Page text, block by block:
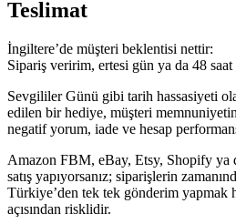
Teslimat
İngiltere’de müşteri beklentisi nettir:
Sipariş veririm, ertesi gün ya da 48 saat
Sevgililer Günü gibi tarih hassasiyeti
edilen bir hediye, müşteri
negatif yorum, iade ve hesap
Amazon FBM, eBay, Etsy, Shopify ya
satış yapıyorsanız; siparişlerin
Türkiye’den tek tek gönderim yapmak
açısından risklidir.